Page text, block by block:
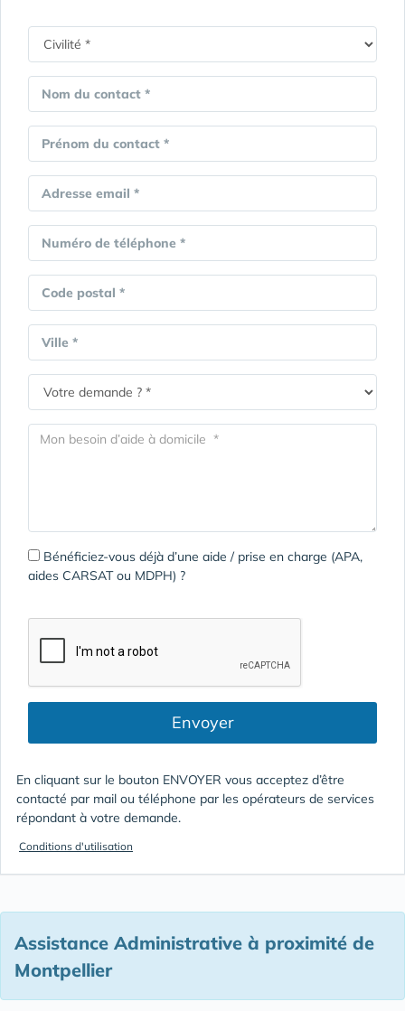
Nom du contact *
Prénom du contact *
Adresse email *
Numéro de téléphone *
Code postal *
Ville *
Bénéficiez-vous déjà d’une aide / prise en charge (APA,
aides CARSAT ou MDPH) ?
Envoyer
En cliquant sur le bouton ENVOYER vous acceptez d’être
contacté par mail ou téléphone par les opérateurs de services
répondant à votre demande.
Conditions d'utilisation
Assistance Administrative à proximité de
Montpellier